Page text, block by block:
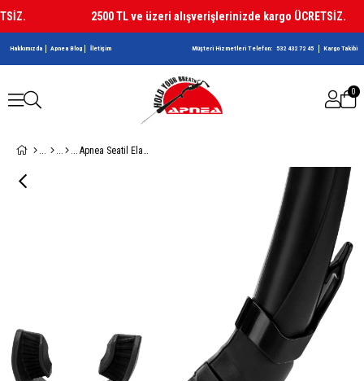
2500 TL ve üzeri alışverişlerinizde kargo ÜCRETSİZ.
Hakkımızda Apnea Blog İletişim Müşteri Hizmetleri Telefon: 532 432 72 45 Kargo Takibi
0
Apnea Seatil Elastik Şnorkel